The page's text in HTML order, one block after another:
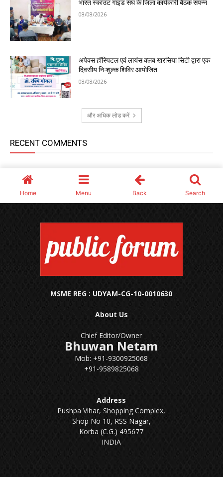
MSME REG : UDYAM-CG-10-0010630
About Us
Chief Editor/Owner
Bhuwan Netam
Mob: +91-9300925068
+91-9589825068
Address
Pushpa Vihar, Shopping Complex,
Shop No 10, RSS Nagar,
Korba (C.G.) 495677
INDIA